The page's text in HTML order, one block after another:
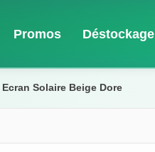
Promos Déstockage
Solaire Beige Dore